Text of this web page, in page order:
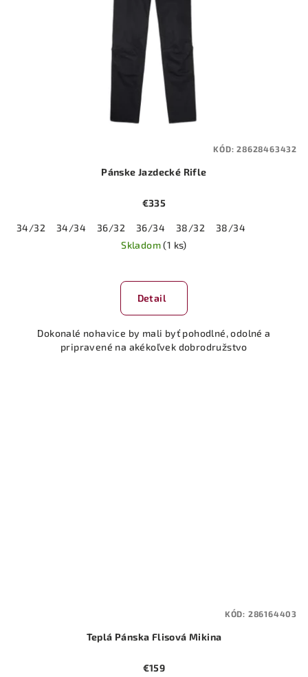
Pánske Jazdecké Rifle
€335
34/32 34/34 36/32 36/34 38/32
38/34
Skladom(1 ks)
Detail
Dokonalé nohavice by mali byť pohodlné, odolné a
pripravené na akékoľvek dobrodružstvo
KÓD:28628463432
Teplá Pánska Flisová Mikina
€159
KÓD: 286164403